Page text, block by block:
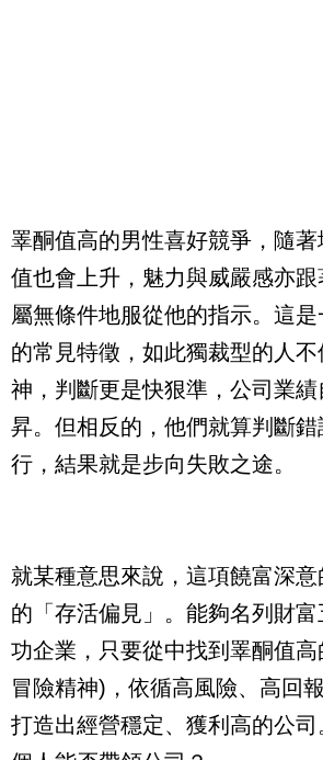
睪酮值高的男性喜好競爭，隨
值也會上升，魅力與威嚴感亦
屬無條件地服從他的指示。這
的常見特徵，如此獨裁型的人
神，判斷更是快狠準，公司業
昇。但相反的，他們就算判斷錯
行，結果就是步向失敗之途。
就某種意思來說，這項饒富深
的「存活偏見」。能夠名列財
功企業，只要從中找到睪酮值
冒險精神) ，依循高風險、高回
打造出經營穩定、獲利高的公司